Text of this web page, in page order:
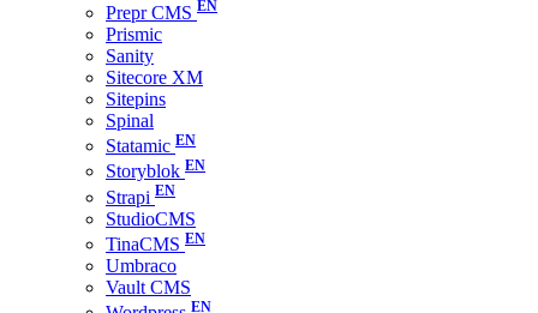
Prepr CMS
Prismic
Sanity
Sitecore XM
Sitepins
Spinal
Statamic
Storyblok
Strapi
StudioCMS
TinaCMS
Umbraco
Vault CMS